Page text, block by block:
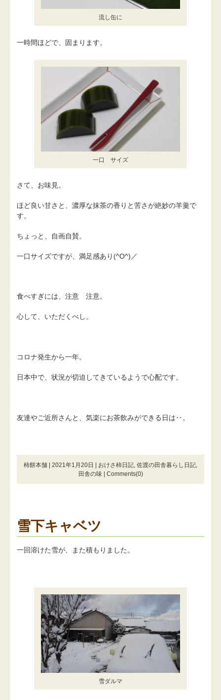
流し缶に
一時間ほどで、固まります。
一口 サイズ
さて、お味見。
ほど良い甘さと、濃厚な抹茶の香りと苦さが絶妙の羊羹で
す。
ちょっと、自画自賛。
一口サイズですが、満足感あり(^O^)／
食べすぎには、注意 注意。
心して、いただくべし。
コロナ発生から一年。
日本中で、状況が切迫してきているようで心配です。
友達やご近所さんと、気楽にお茶飲みができる日は‥。
柿餅本舗 | 2021年1月20日 | おけさ柿日記 佐渡の田舎暮らし日記
田舎の味| Comments(0)
雪下キャベツ
一回溶けた雪が、また積もりました。
雪ダルマ